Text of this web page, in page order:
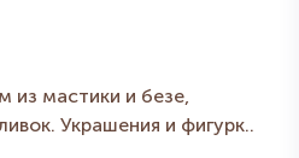
из мастики и безе,
Украшения и фигурк..